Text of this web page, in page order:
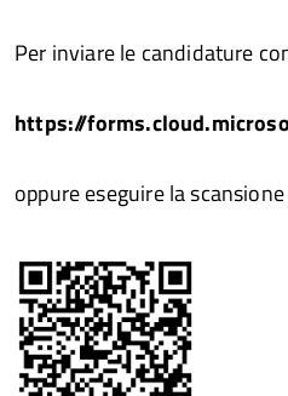
Per inviare le candidature
https://
oppure eseguire la